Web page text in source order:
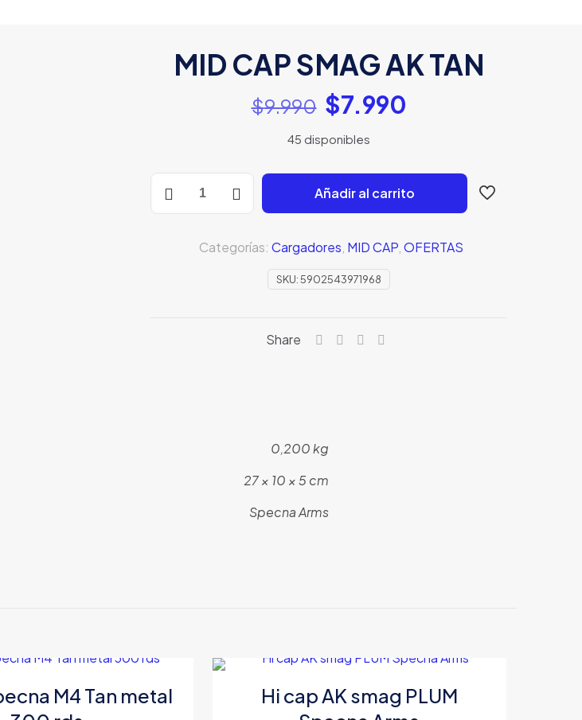
MID CAP SMAG AK TAN
$9.990 El
precio
original
era:
$9.990.
$7.990
es:
$7.990.
45 disponibles
CAP
Añadir al carrito
SKU:5902543971968
Categorías: Cargadores MID CAP, OFERTAS
Share
0,200 kg
27 × 10 × 5 cm
Specna Arms
M4 Tan metal
Hi cap AK smag PLUM